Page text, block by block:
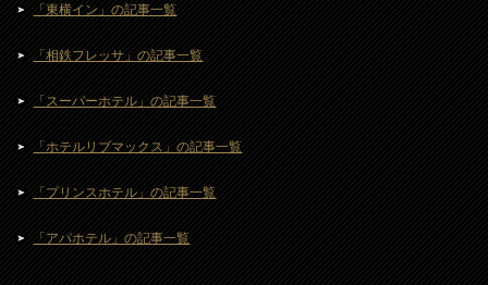
「東横イン」の記事一覧
「相鉄フレッサ」の記事一覧
「スーパーホテル」の記事一覧
「ホテルリブマックス」の記事一覧
「プリンスホテル」の記事一覧
「アパホテル」の記事一覧